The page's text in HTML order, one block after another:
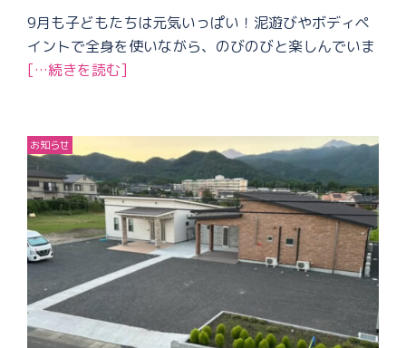
9月も子どもたちは元気いっぱい！泥遊びやボディペ
イントで全身を使いながら、のびのびと楽しんでいま
[…続きを読む]
お知らせ